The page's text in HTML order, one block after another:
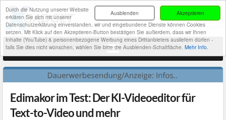
Akzeptieren
Ausblenden
Durch die Nutzung unserer Website
erklären Sie sich mit unserer
Datenschutzerklärung einverstanden, wir und eingebundene Dienste können Cookies
setzen. Mit Klick auf den Akzeptieren-Button bestätigen Sie außerdem, dass wir Ihnen
Inhalte (YouTube) & personenbezogene Werbung eines Drittanbieters ausliefern dürfen -
falls Sie dies nicht wünschen, wählen Sie bitte die Ausblenden-Schaltfläche. Mehr Info.
Edimakor im Test: Der KI-Videoeditor für
Text-to-Video und mehr